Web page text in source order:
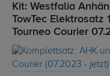
Kit: Westfalia
TowTec Elektrosatz
Tourneo Courier